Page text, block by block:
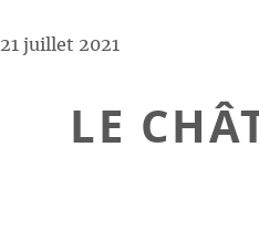
21 juillet 2021
LE